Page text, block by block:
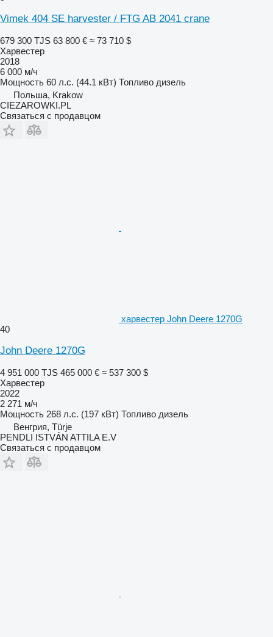
Vimek 404 SE harvester / FTG AB 2041 crane
679 300 TJS 63 800 € ≈ 73 710 $
Харвестер
2018
6 000 м/ч
Мощность 60 л.с. (44.1 кВт) Топливо дизель
Польша, Krakow
CIEZAROWKI.PL
Связаться с продавцом
харвестер John Deere 1270G
40
John Deere 1270G
4 951 000 TJS 465 000 € ≈ 537 300 $
Харвестер
2022
2 271 м/ч
Мощность 268 л.с. (197 кВт) Топливо дизель
Венгрия, Türje
PENDLI ISTVÁN ATTILA E.V
Связаться с продавцом